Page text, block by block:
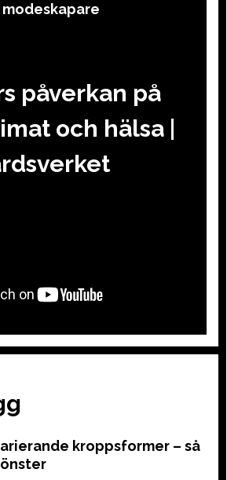
påverkan på
och hälsa |
kroppsformer – så